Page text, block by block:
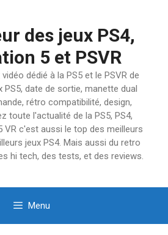
des jeux PS4,
5 et PSVR
dédié à la PS5 et le PSVR de
PS5, date de sortie, manette dual
rétro compatibilité, design,
toute l'actualité de la PS5, PS4,
VR c'est aussi le top des meilleurs
jeux PS4. Mais aussi du retro
hi tech, des tests, et des reviews.
Menu